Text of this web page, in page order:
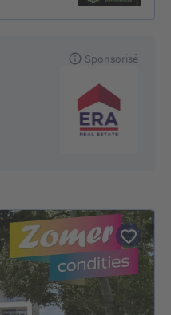
Sponsorisé